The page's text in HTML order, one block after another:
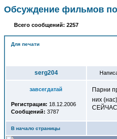
Обсуждение фильмов по
Всего сообщений: 2257
Для печати
serg204
завсегдатай
Регистрация: 18.12.2006
Сообщений: 3787
Парни
них
В начало страницы